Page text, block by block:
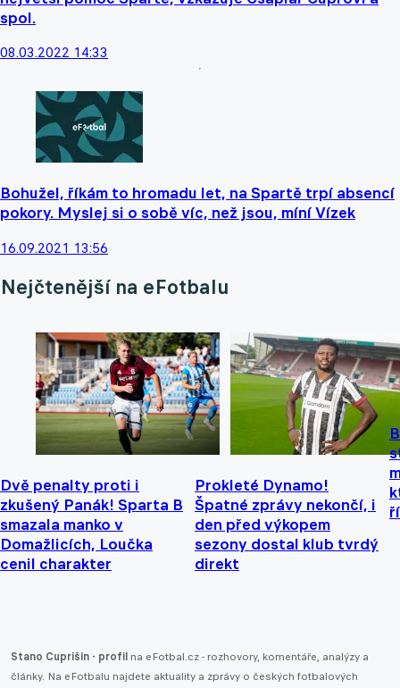
spol.
08.03.2022 14:33
Bohužel, říkám to hromadu let, na Spartě trpí absencí
pokory. Myslej si o sobě víc, než jsou, míní Vízek
16.09.2021 13:56
Nejčtenější na eFotbalu
Dvě penalty proti i
zkušený Panák! Sparta B
smazala manko v
Domažlicích, Loučka
cenil charakter
Prokleté Dynamo!
Špatné zprávy nekončí, i
den před výkopem
sezony dostal klub tvrdý
direkt
Stano Cuprišin - profil na eFotbal.cz - rozhovory, komentáře, analýzy a
články. Na eFotbalu najdete aktuality a zprávy o českých fotbalových